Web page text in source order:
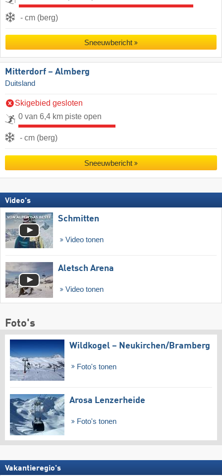
- cm (berg)
Sneeuwbericht
Mitterdorf – Almberg
Duitsland
Skigebied gesloten
0 van 6,4 km piste open
- cm (berg)
Sneeuwbericht
Video's
Schmitten
Video tonen
Aletsch Arena
Video tonen
Foto's
Wildkogel – Neukirchen/​Bramberg
Foto's tonen
Arosa Lenzerheide
Foto's tonen
Vakantieregio's